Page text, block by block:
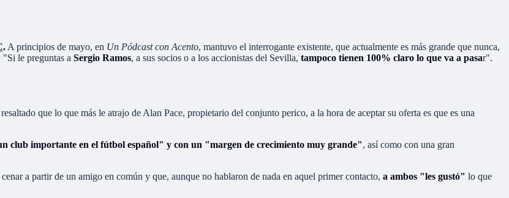
. A principios de mayo, en Un Pódcast con Acento, mantuvo el interrogante existente, que actualmente es más grande que nunca,
le preguntas a Sergio Ramos, a sus socios o a los accionistas del Sevilla, tampoco tienen 100% claro lo que va a pasar".
que lo que más le atrajo de Alan Pace, propietario del conjunto perico, a la hora de aceptar su oferta es que es una
club importante en el fútbol español" y con un "margen de crecimiento muy grande", así como con una gran
a partir de un amigo en común y que, aunque no hablaron de nada en aquel primer contacto, a ambos "les gustó" lo que